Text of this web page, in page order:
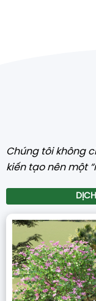
Chúng tôi không
kiến tạo nên một